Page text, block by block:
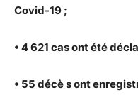
Covid-19 ;
• 4 621 cas ont été
• 55 décè s ont